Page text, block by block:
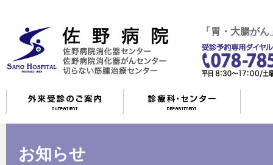
「胃・大腸が
お知らせ